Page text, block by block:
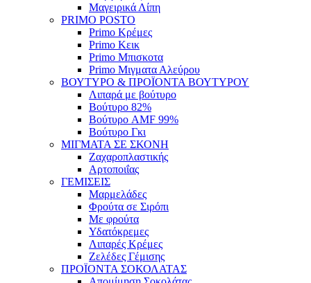
Μαγειρικά Λίπη
PRIMO POSTO
Primo Κρέμες
Primo Κεικ
Primo Μπισκοτα
Primo Μιγματα Αλεύρου
ΒΟΥΤΥΡΟ & ΠΡΟΪΟΝΤΑ ΒΟΥΤΥΡΟΥ
Λιπαρά με βούτυρο
Βούτυρο 82%
Βούτυρο AMF 99%
Βούτυρο Γκι
ΜΙΓΜΑΤΑ ΣΕ ΣΚΟΝΗ
Ζαχαροπλαστικής
Αρτοποιΐας
ΓΕΜΙΣΕΙΣ
Μαρμελάδες
Φρούτα σε Σιρόπι
Με φρούτα
Υδατόκρεμες
Λιπαρές Κρέμες
Ζελέδες Γέμισης
ΠΡΟΪΟΝΤΑ ΣΟΚΟΛΑΤΑΣ